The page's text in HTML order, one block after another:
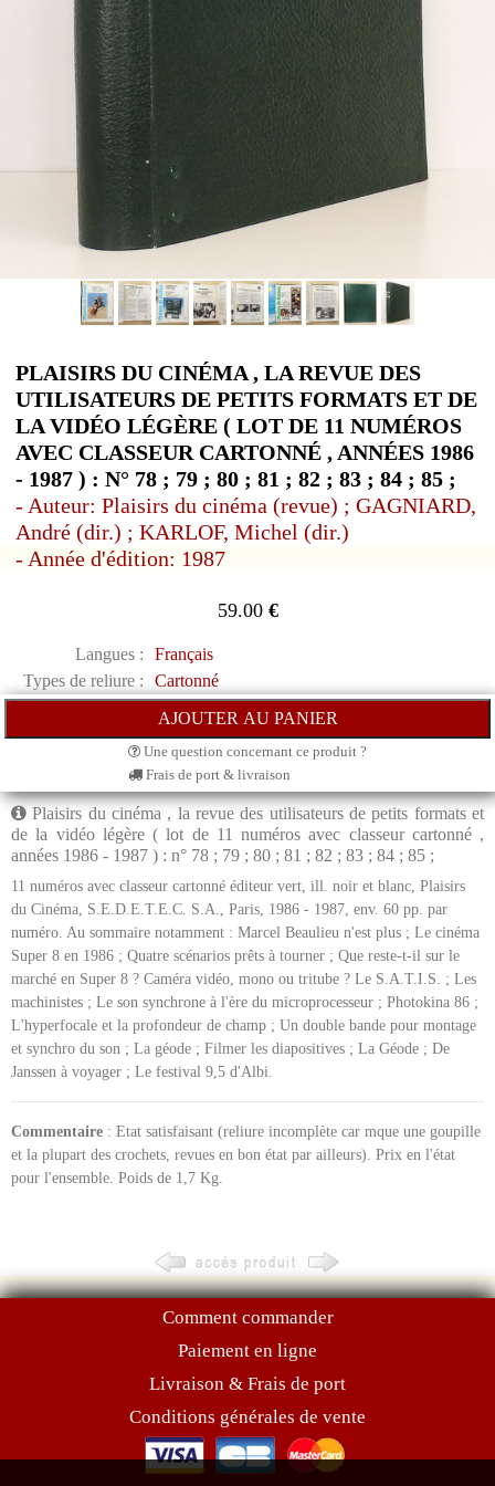
PLAISIRS DU CINÉMA , LA REVUE DES
UTILISATEURS DE PETITS FORMATS ET DE
LA VIDÉO LÉGÈRE ( LOT DE 11 NUMÉROS
AVEC CLASSEUR CARTONNÉ , ANNÉES 1986
- 1987 ) : N° 78 ; 79 ; 80 ; 81 ; 82 ; 83 ; 84 ; 85 ;
- Auteur: Plaisirs du cinéma (revue) ; GAGNIARD,
André (dir.) ; KARLOF, Michel (dir.)
- Année d'édition: 1987
59.00€
Langues :
Français
Types de reliure :
Cartonné
Une question concernant ce produit ?
Frais de port & livraison
Plaisirs du cinéma , la revue des utilisateurs de petits formats et
de la vidéo légère ( lot de 11 numéros avec classeur cartonné ,
années 1986 - 1987 ) : n° 78 ; 79 ; 80 ; 81 ; 82 ; 83 ; 84 ; 85 ;
11 numéros avec classeur cartonné éditeur vert, ill. noir et blanc, Plaisirs
du Cinéma, S.E.D.E.T.E.C. S.A., Paris, 1986 - 1987, env. 60 pp. par
numéro. Au sommaire notamment : Marcel Beaulieu n'est plus ; Le cinéma
Super 8 en 1986 ; Quatre scénarios prêts à tourner ; Que reste-t-il sur le
marché en Super 8 ? Caméra vidéo, mono ou tritube ? Le S.A.T.I.S. ; Les
machinistes ; Le son synchrone à l'ère du microprocesseur ; Photokina 86 ;
L'hyperfocale et la profondeur de champ ; Un double bande pour montage
et synchro du son ; La géode ; Filmer les diapositives ; La Géode ; De
Janssen à voyager ; Le festival 9,5 d'Albi.
Commentaire : Etat satisfaisant (reliure incomplète car mque une goupille
et la plupart des crochets, revues en bon état par ailleurs). Prix en l'état
pour l'ensemble. Poids de 1,7 Kg.
Comment commander
Paiement en ligne
Livraison & Frais de port
Conditions générales de vente